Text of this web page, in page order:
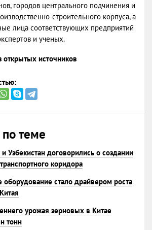
городов центрального подчинения и
строительного корпуса, а
лица соответствующих предприятий
и ученых.
открытых источников
теме
и Узбекистан договорились о создании
коридора
оборудование стало драйвером роста
урожая зерновых в Китае
тонн